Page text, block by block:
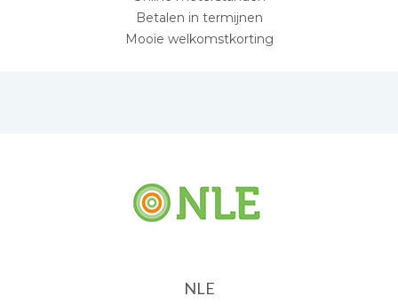
Betalen in termijnen
Mooie welkomstkorting
NLE